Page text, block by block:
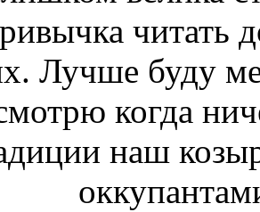
читать
Лучше буду
когда
наш